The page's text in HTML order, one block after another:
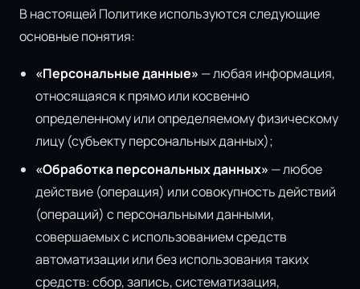
В настоящей Политике используются следующие
основные понятия:
«Персональные данные» — любая информация,
относящаяся к прямо или косвенно
определенному или определяемому физическому
лицу (субъекту персональных данных);
«Обработка персональных данных» — любое
действие (операция) или совокупность действий
(операций) с персональными данными,
совершаемых с использованием средств
автоматизации или без использования таких
средств: сбор, запись, систематизация,